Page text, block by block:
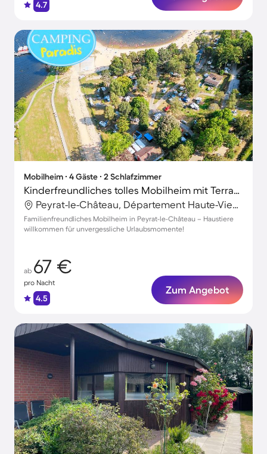
4.7
Mobilheim ∙ 4 Gäste ∙ 2 Schlafzimmer
Kinderfreundliches tolles Mobilheim mit Terrasse | Nah am Strand | Haustiere erlaubt
Peyrat-le-Château, Département Haute-Vienne, Frankreich
Familienfreundliches Mobilheim in Peyrat-le-Château – Haustiere
willkommen für unvergessliche Urlaubsmomente!
ab 67 €
pro Nacht
4.5
Zum Angebot